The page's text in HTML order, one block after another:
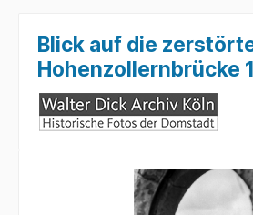
Blick auf die
Hohenzollernbrücke
Bildergalerie überspringen